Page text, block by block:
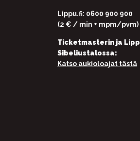
Lippu.fi: 0600 900 900
(2 € / min + mpm/pvm)
Ticketmasterin ja
Sibeliustalossa:
Katso aukioloajat tästä